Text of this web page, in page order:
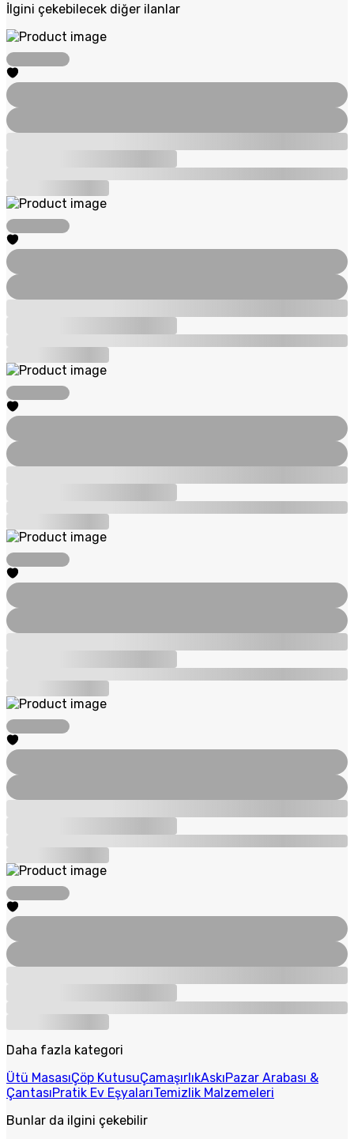
İlgini çekebilecek diğer ilanlar
Daha fazla kategori
Ütü MasasıÇöp KutusuÇamaşırlıkAskıPazar Arabası &
ÇantasıPratik Ev EşyalarıTemizlik Malzemeleri
Bunlar da ilgini çekebilir